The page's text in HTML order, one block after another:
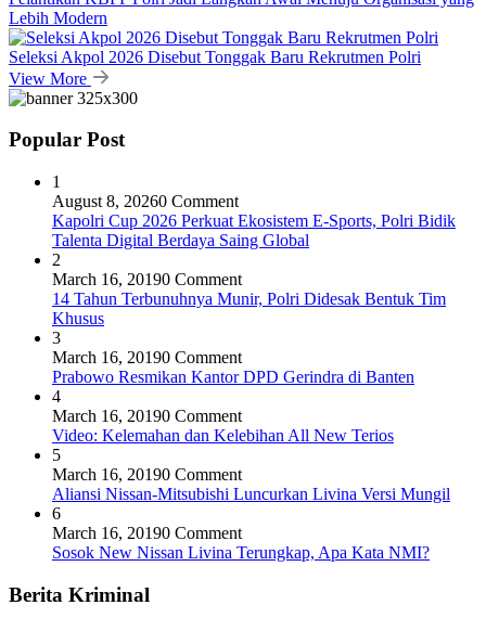
Lebih Modern
Seleksi Akpol 2026 Disebut Tonggak Baru Rekrutmen Polri
View More
Popular Post
1
August 8, 20260 Comment
Kapolri Cup 2026 Perkuat Ekosistem E-Sports, Polri Bidik
Talenta Digital Berdaya Saing Global
2
March 16, 20190 Comment
14 Tahun Terbunuhnya Munir, Polri Didesak Bentuk Tim
Khusus
3
March 16, 20190 Comment
Prabowo Resmikan Kantor DPD Gerindra di Banten
4
March 16, 20190 Comment
Video: Kelemahan dan Kelebihan All New Terios
5
March 16, 20190 Comment
Aliansi Nissan-Mitsubishi Luncurkan Livina Versi Mungil
6
March 16, 20190 Comment
Sosok New Nissan Livina Terungkap, Apa Kata NMI?
Berita Kriminal